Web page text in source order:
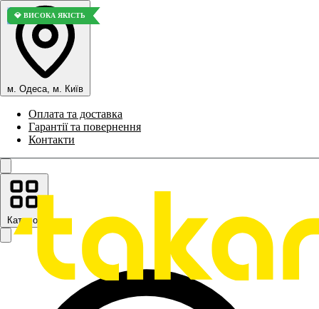
м. Одеса, м. Київ
Оплата та доставка
Гарантії та повернення
Контакти
Каталог
🚀 ТОП ПРОДАЖІВ
🚀 ТОП ПРОДАЖІВ
💎 ВИСОКА ЯКІСТЬ
🚀 ТОП ПРОДАЖІВ
🚀 ТОП ПРОДАЖІВ
🚀 ТОП ПРОДАЖІВ
💎 ВИСОКА ЯКІСТЬ